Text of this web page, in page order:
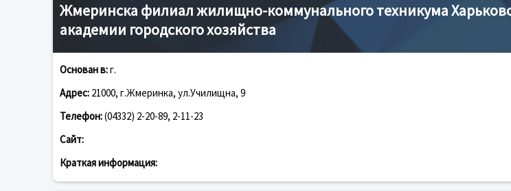
Жмеринска филиал жилищно-коммунального техникума
академии городского хозяйства
Основан в:г.
Адрес: 21000, г.Жмеринка, ул.Училищна, 9
Телефон:(04332) 2-20-89, 2-11-23
Сайт:
Краткая информация: